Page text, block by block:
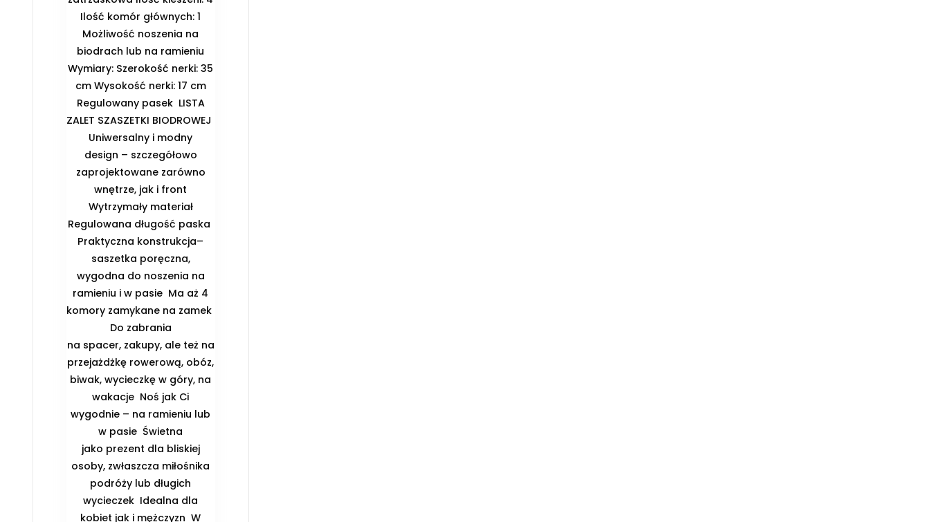
Ilość komór głównych: 1
Możliwość noszenia na
biodrach lub na ramieniu
Wymiary: Szerokość nerki: 35
cm Wysokość nerki: 17 cm
Regulowany pasek ️ LISTA
ZALET SZASZETKI BIODROWEJ ️
Uniwersalny i modny
design – szczegółowo
zaprojektowane zarówno
wnętrze, jak i front
️ Wytrzymały materiał ️
Regulowana długość paska ️
Praktyczna konstrukcja–
saszetka poręczna,
wygodna do noszenia na
ramieniu i w pasie ️ Ma aż 4
komory zamykane na zamek ️
Do zabrania
na spacer, zakupy, ale też na
przejażdżkę rowerową, obóz,
biwak, wycieczkę w góry, na
wakacje ️ Noś jak Ci
wygodnie – na ramieniu lub
w pasie ️ Świetna
jako prezent dla bliskiej
osoby, zwłaszcza miłośnika
podróży lub długich
wycieczek ️ Idealna dla
kobiet jak i mężczyzn ️ W